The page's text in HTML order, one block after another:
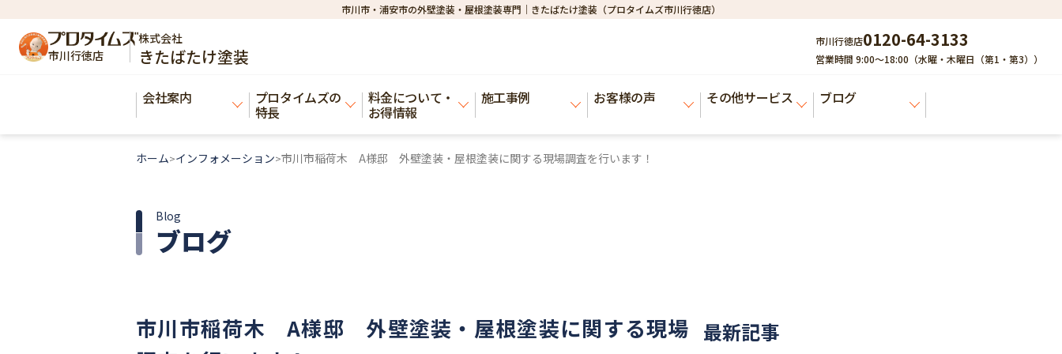
市川市・浦安市の外壁塗装・屋根塗装専門｜きたばたけ塗装（プロタイムズ市川行徳店）
市川行徳店
株式会社
きたばたけ塗装
市川行徳店0120-64-3133
営業時間 9:00～18:00（水曜・木曜日（第1・第3））
会社案内 プロタイムズの
特長
料金について・
お得情報
施工事例 お客様の声 その他サービス ブログ
ホーム>インフォメーション>市川市稲荷木 A様邸 外壁塗装・屋根塗装に関する現場調査を行います！
ブログ
Blog
市川市稲荷木 A様邸 外壁塗装・屋根塗装に関する現場 最新記事